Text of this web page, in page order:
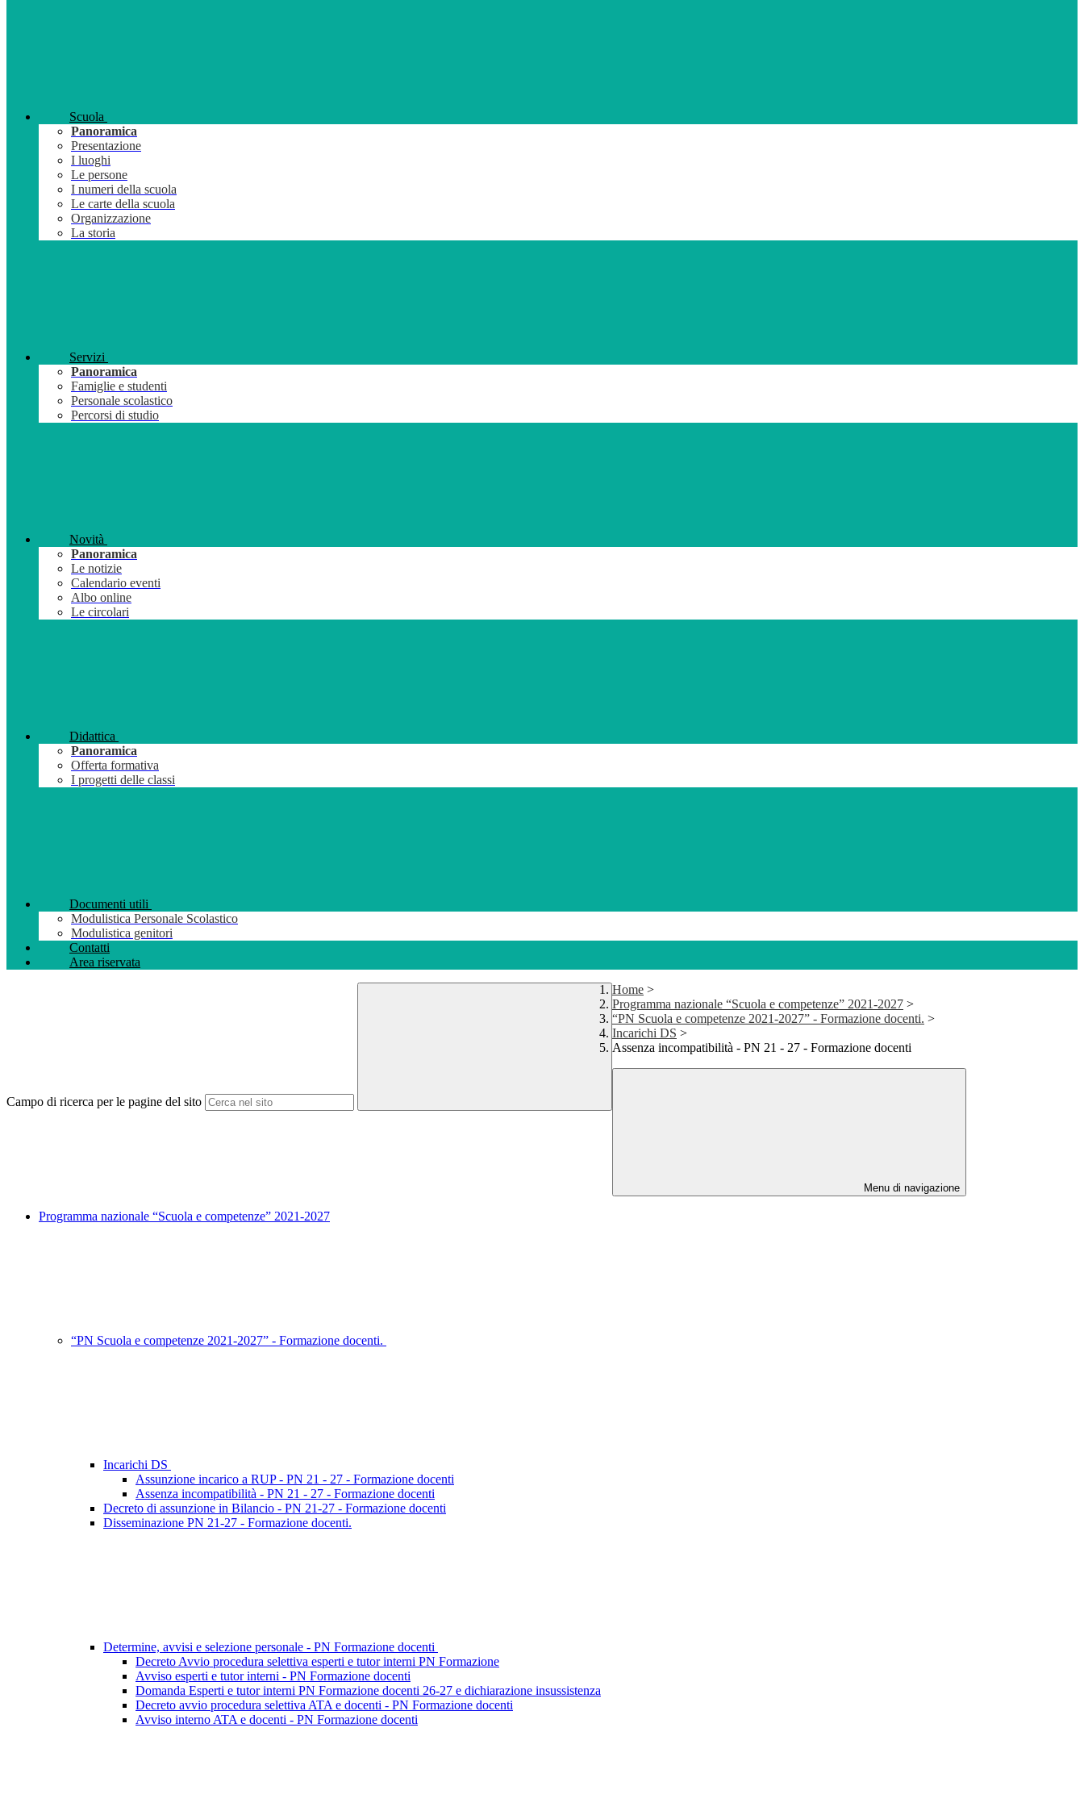
Scuola
Panoramica
Presentazione
I luoghi
Le persone
I numeri della scuola
Le carte della scuola
Organizzazione
La storia
Servizi
Panoramica
Famiglie e studenti
Personale scolastico
Percorsi di studio
Novità
Panoramica
Le notizie
Calendario eventi
Albo online
Le circolari
Didattica
Panoramica
Offerta formativa
I progetti delle classi
Documenti utili
Modulistica Personale Scolastico
Modulistica genitori
Contatti
Area riservata
Campo di ricerca per le pagine del sito
Home >
Programma nazionale “Scuola e competenze” 2021-2027 >
“PN Scuola e competenze 2021-2027” - Formazione docenti. >
Incarichi DS >
Assenza incompatibilità - PN 21 - 27 - Formazione docenti
Menu di navigazione
Programma nazionale “Scuola e competenze” 2021-2027
“PN Scuola e competenze 2021-2027” - Formazione docenti.
Incarichi DS
Assunzione incarico a RUP - PN 21 - 27 - Formazione docenti
Assenza incompatibilità - PN 21 - 27 - Formazione docenti
Decreto di assunzione in Bilancio - PN 21-27 - Formazione docenti
Disseminazione PN 21-27 - Formazione docenti.
Determine, avvisi e selezione personale - PN Formazione docenti
Decreto Avvio procedura selettiva esperti e tutor interni PN Formazione
Avviso esperti e tutor interni - PN Formazione docenti
Domanda Esperti e tutor interni PN Formazione docenti 26-27 e dichiarazione insussistenza
Decreto avvio procedura selettiva ATA e docenti - PN Formazione docenti
Avviso interno ATA e docenti - PN Formazione docenti